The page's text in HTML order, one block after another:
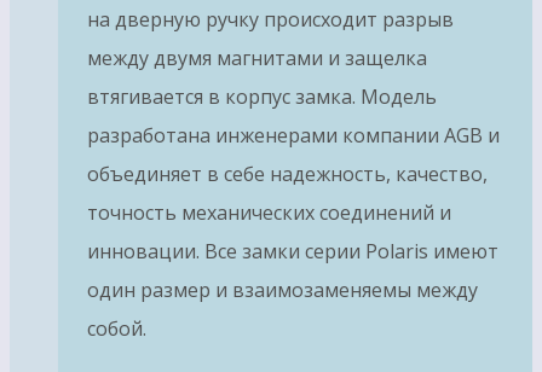
на дверную ручку происходит разрыв
между двумя магнитами и защелка
втягивается в корпус замка. Модель
разработана инженерами компании AGB и
объединяет в себе надежность, качество,
точность механических соединений и
инновации. Все замки серии Polaris имеют
один размер и взаимозаменяемы между
собой.